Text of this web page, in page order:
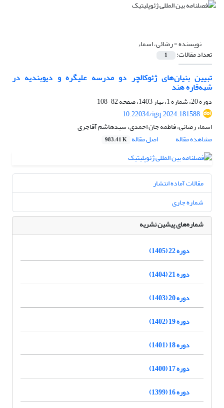
نویسنده =رضائی، اسماء
تعداد مقالات: 1
تبیین بنیان‌های ژئوکالچر دو مدرسه علیگره و دیوبندیه در
شبه‌قاره هند
دوره 20، شماره 1، بهار 1403، صفحه
82-108
10.22034/igq.2024.181588
اسماء رضائی، فاطمه جان احمدی، سیدهاشم آقاجری
مشاهده مقاله
اصل مقاله 983.41 K
مقالات آماده انتشار
شماره جاری
شماره‌های پیشین نشریه
دوره 22 (1405)
دوره 21 (1404)
دوره 20 (1403)
دوره 19 (1402)
دوره 18 (1401)
دوره 17 (1400)
دوره 16 (1399)